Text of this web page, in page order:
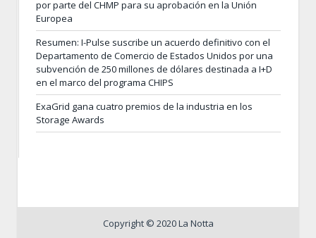
por parte del CHMP para su aprobación en la Unión
Europea
Resumen: I-Pulse suscribe un acuerdo definitivo con el
Departamento de Comercio de Estados Unidos por una
subvención de 250 millones de dólares destinada a I+D
en el marco del programa CHIPS
ExaGrid gana cuatro premios de la industria en los
Storage Awards
Copyright © 2020 La Notta